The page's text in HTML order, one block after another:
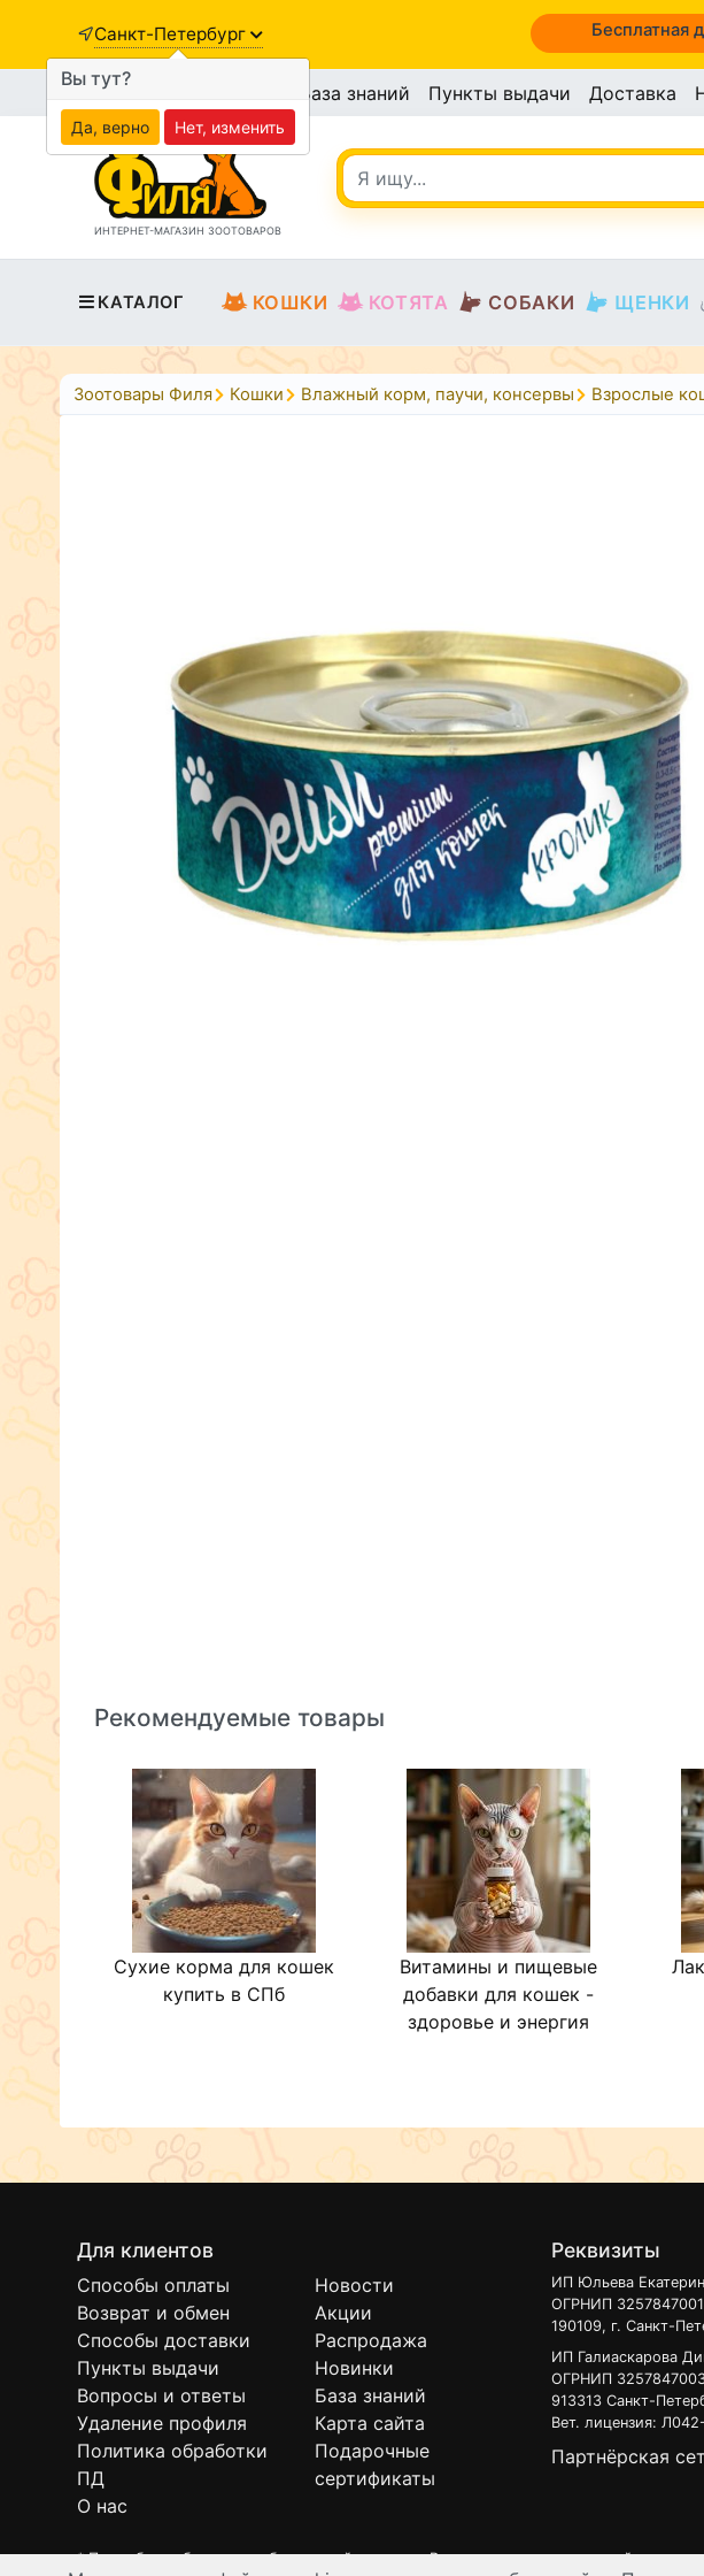
Санкт-Петербург Бесплатная
База знаний Пункты выдачи Доставка
ИНТЕРНЕТ-МАГАЗИН ЗООТОВАРОВ
КАТАЛОГ КОШКИ КОТЯТА СОБАКИ ЩЕНКИ
Зоотовары Филя Кошки Влажный корм, паучи, консервы Взрослые
Рекомендуемые товары
Сухие корма для кошек
купить в СПб
Витамины и пищевые
добавки для кошек -
здоровье и энергия
Для клиентов
Способы оплаты
Возврат и обмен
Способы доставки
Пункты выдачи
Вопросы и ответы
Удаление профиля
Политика обработки
ПД
О нас
Новости
Акции
Распродажа
Новинки
База знаний
Карта сайта
Подарочные
сертификаты
Реквизиты
ИП Юльева
ОГРНИП
190109, г. Санкт-
ИП Галиаскарова
ОГРНИП
913313 Санкт-
Вет. лицензия:
Партнёрская
* Подробнее об условиях бесплатной доставки Вы можете узнать на нашей
Вы тут?
Да, верно Нет, изменить